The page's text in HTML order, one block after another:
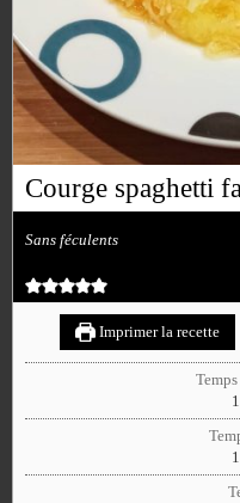
Courge spaghetti
Sans féculents
Imprimer la recette